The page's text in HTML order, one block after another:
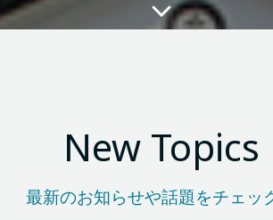
New Topics
最新のお知らせや話題をチェッ